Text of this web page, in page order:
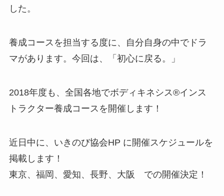
した。
養成コースを担当する度に、自分自身の中でドラ
マがあります。今回は、「初心に戻る。」
2018年度も、全国各地でボディキネシス®︎インス
トラクター養成コースを開催します！
近日中に、いきのび協会HP に開催スケジュールを
掲載します！
東京、福岡、愛知、長野、大阪 での開催決定！